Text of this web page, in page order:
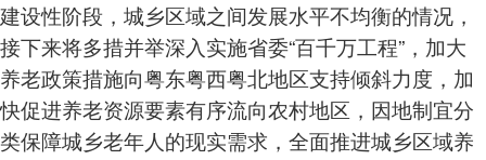
建设性阶段，城乡区域之间发展水平不均衡的情况，
接下来将多措并举深入实施省委“百千万工程”，加大
养老政策措施向粤东粤西粤北地区支持倾斜力度，加
快促进养老资源要素有序流向农村地区，因地制宜分
类保障城乡老年人的现实需求，全面推进城乡区域养